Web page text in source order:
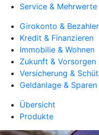
Service & Mehrwerte
Girokonto &
Kredit & Finanzieren
Immobilie & Wohnen
Zukunft & Vorsorgen
Versicherung &
Geldanlage & Sparen
Übersicht
Produkte